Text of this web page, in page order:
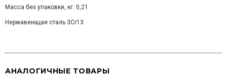
Масса без упаковки, кг: 0,21
Нержавеющая сталь 3Cr13
АНАЛОГИЧНЫЕ ТОВАРЫ